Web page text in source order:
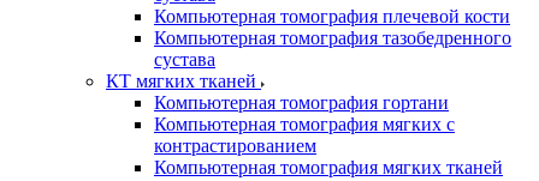
Компьютерная томография плечевой кости
Компьютерная томография тазобедренного
сустава
КТ мягких тканей
Компьютерная томография гортани
Компьютерная томография мягких с
контрастированием
Компьютерная томография мягких тканей